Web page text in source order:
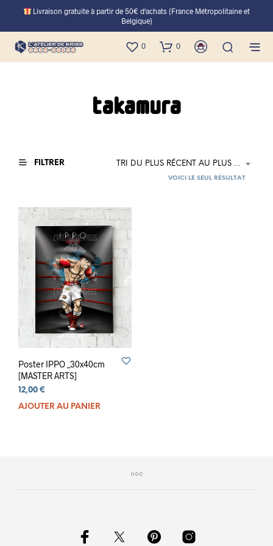
Livraison gratuite à partir de 50€ d'achats (France Métropolitaine et
Belgique)
0 0
takamura
FILTRER TRI DU PLUS RÉCENT AU PLUS ANCIEN
VOICI LE SEUL RÉSULTAT
Poster IPPO _30x40cm
[MASTER ARTS]
12,00 €
AJOUTER AU PANIER